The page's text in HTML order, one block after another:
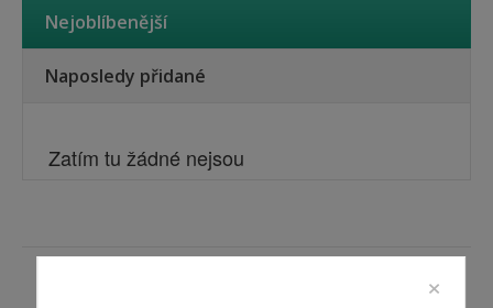
Nejoblíbenější
Naposledy přidané
Zatím tu žádné nejsou
×